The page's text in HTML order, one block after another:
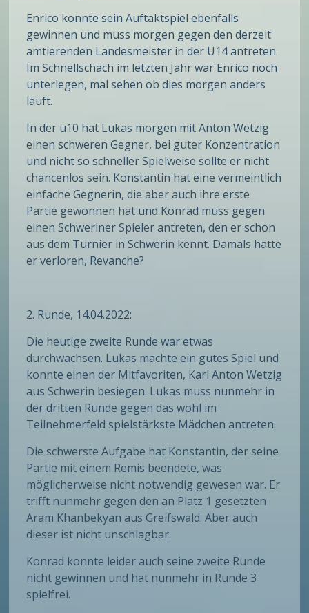
Enrico konnte sein Auftaktspiel ebenfalls
gewinnen und muss morgen gegen den derzeit
amtierenden Landesmeister in der U14 antreten.
Im Schnellschach im letzten Jahr war Enrico noch
unterlegen, mal sehen ob dies morgen anders
läuft.
In der u10 hat Lukas morgen mit Anton Wetzig
einen schweren Gegner, bei guter Konzentration
und nicht so schneller Spielweise sollte er nicht
chancenlos sein. Konstantin hat eine vermeintlich
einfache Gegnerin, die aber auch ihre erste
Partie gewonnen hat und Konrad muss gegen
einen Schweriner Spieler antreten, den er schon
aus dem Turnier in Schwerin kennt. Damals hatte
er verloren, Revanche?
2. Runde, 14.04.2022:
Die heutige zweite Runde war etwas
durchwachsen. Lukas machte ein gutes Spiel und
konnte einen der Mitfavoriten, Karl Anton Wetzig
aus Schwerin besiegen. Lukas muss nunmehr in
der dritten Runde gegen das wohl im
Teilnehmerfeld spielstärkste Mädchen antreten.
Die schwerste Aufgabe hat Konstantin, der seine
Partie mit einem Remis beendete, was
möglicherweise nicht notwendig gewesen war. Er
trifft nunmehr gegen den an Platz 1 gesetzten
Aram Khanbekyan aus Greifswald. Aber auch
dieser ist nicht unschlagbar.
Konrad konnte leider auch seine zweite Runde
nicht gewinnen und hat nunmehr in Runde 3
spielfrei.